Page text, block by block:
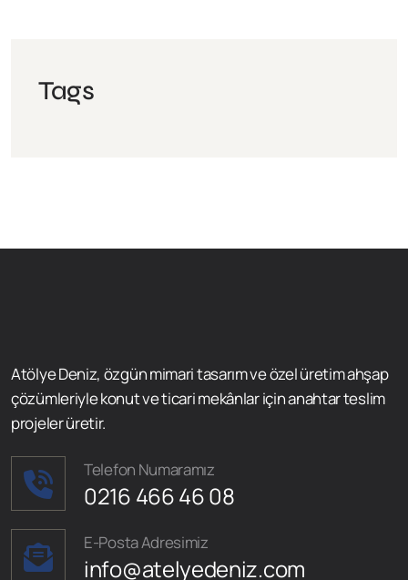
Tags
Atölye Deniz, özgün mimari tasarım ve özel üretim ahşap
çözümleriyle konut ve ticari mekânlar için anahtar teslim
projeler üretir.
Telefon Numaramız
0216 466 46 08
E-Posta Adresimiz
info@atelyedeniz.com